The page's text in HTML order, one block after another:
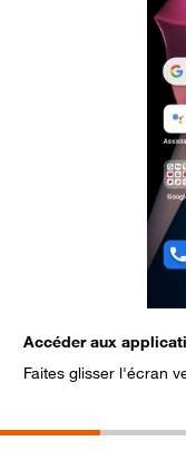
Accéder aux
Faites glisser l'écran